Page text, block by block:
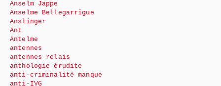
Anselm Jappe
Anselme Bellegarrigue
Anslinger
Ant
Antelme
antennes
antennes relais
anthologie érudite
anti-criminalité manque
anti-IVG